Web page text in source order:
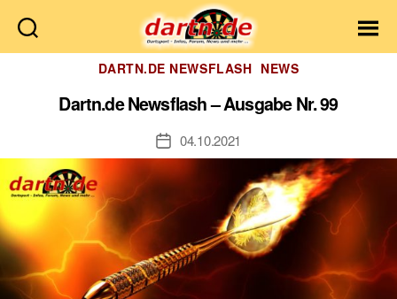
Dartn.de
Kategorien
DARTN.DE NEWSFLASH NEWS
Dartn.de Newsflash – Ausgabe Nr. 99
Veröffentlichungsdatum
04.10.2021